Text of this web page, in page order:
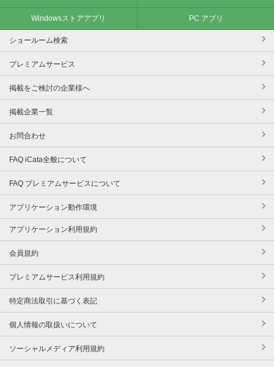
Windowsストアアプリ PC アプリ
ショールーム検索
プレミアムサービス
掲載をご検討の企業様へ
掲載企業一覧
お問合わせ
FAQ iCata全般について
FAQ プレミアムサービスについて
アプリケーション動作環境
アプリケーション利用規約
会員規約
プレミアムサービス利用規約
特定商法取引に基づく表記
個人情報の取扱いについて
ソーシャルメディア利用規約